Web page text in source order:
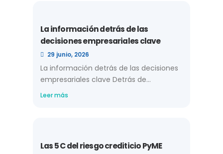
La información detrás de las
decisiones empresariales clave
29 junio, 2026
La información detrás de las decisiones
empresariales clave Detrás de...
Leer más
Las 5 C del riesgo crediticio PyME